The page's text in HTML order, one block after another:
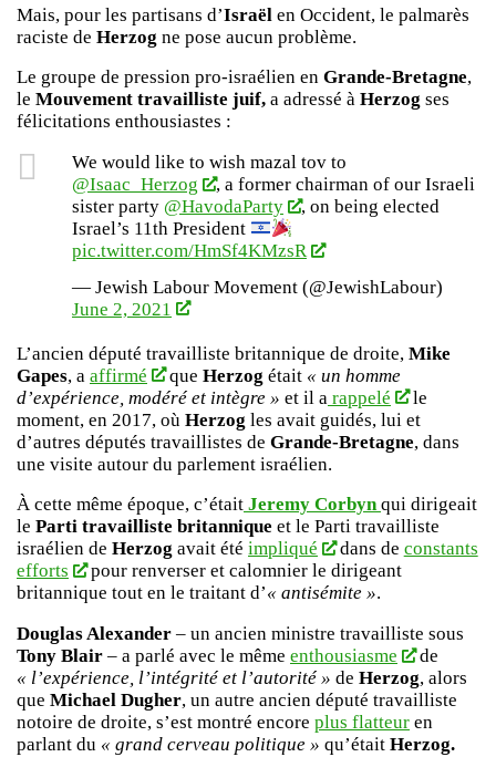
Mais, pour les partisans d’Israël en Occident, le palmarès
raciste de Herzog ne pose aucun problème.
Le groupe de pression pro-israélien en Grande-Bretagne,
le Mouvement travailliste juif, a adressé à Herzog ses
félicitations enthousiastes :
We would like to wish mazal tov to
@Isaac_Herzog
, a former chairman of our Israeli
sister party @HavodaParty
, on being elected
Israel’s 11th President
pic.twitter.com/HmSf4KMzsR
— Jewish Labour Movement (@JewishLabour)
June 2, 2021
L’ancien député travailliste britannique de droite, Mike
Gapes, a affirmé que Herzog était « un homme
d’expérience, modéré et intègre » et il a rappelé
le
moment, en 2017, où Herzog les avait guidés, lui et
d’autres députés travaillistes de Grande-Bretagne, dans
une visite autour du parlement israélien.
À cette même époque, c’était Jeremy Corbyn qui dirigeait
le Parti travailliste britannique et le Parti travailliste
israélien de Herzog avait été impliqué dans de constants
efforts
pour renverser et calomnier le dirigeant
britannique tout en le traitant d’« antisémite ».
Douglas Alexander – un ancien ministre travailliste sous
Tony Blair – a parlé avec le même enthousiasme
de
« l’expérience, l’intégrité et l’autorité » de Herzog, alors
que Michael Dugher, un autre ancien député travailliste
notoire de droite, s’est montré encore plus flatteur en
parlant du « grand cerveau politique » qu’était Herzog.